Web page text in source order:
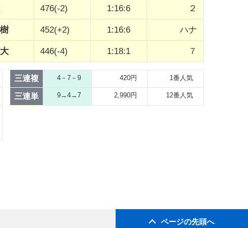
476(-2) 1:16:6 ２
452(+2) 1:16:6 ハナ
446(-4) 1:18:1 ７
三連複 4－7－9 420円 1番人気
三連単 9→4→7 2,990円 12番人気
ページの先頭へ